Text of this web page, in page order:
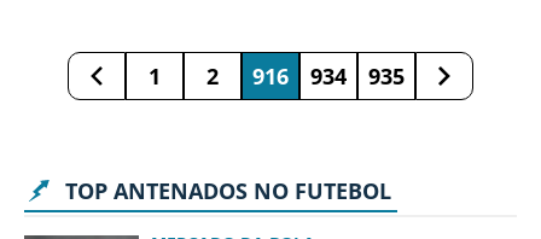
1 2 916 934 935
TOP ANTENADOS NO FUTEBOL